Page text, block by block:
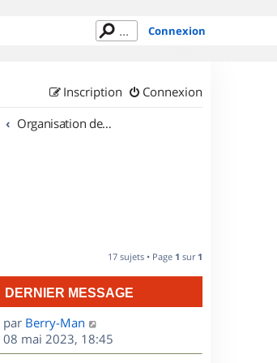
Connexion
Connexion
Inscription
Organisation de sorties en région Centre
17 sujets • Page 1 sur 1
DERNIER MESSAGE
D
e
r
par Berry-Man
08 mai 2023, 18:45